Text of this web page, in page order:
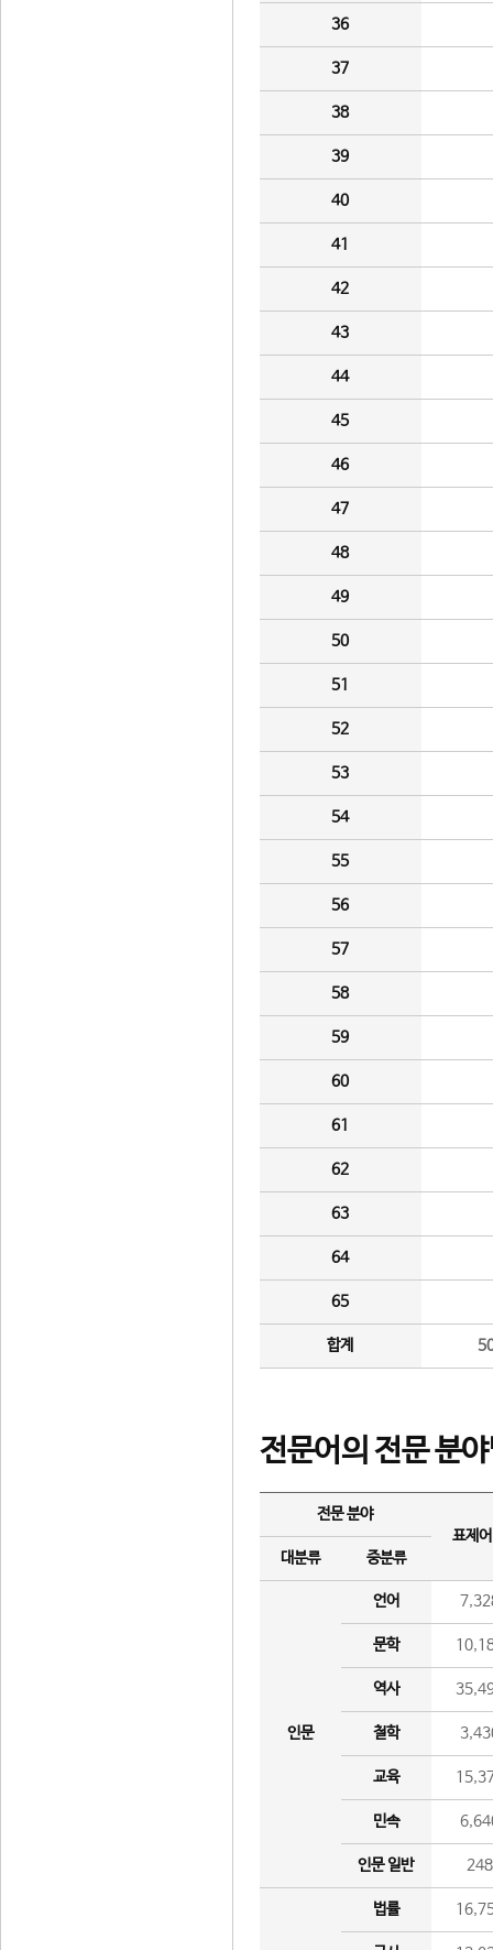
36
37
38
39
40
41
42
43
44
45
46
47
48
49
50
51
52
53
54
55
56
57
58
59
60
61
62
63
64
65
합계
전문어의 전문 분
전문 분야
표제
대분류
중분류
인문
언어
문학
역사
철학
교육
민속
인문 일반 248
법률